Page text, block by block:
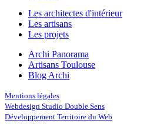
Les architectes d'intérieur
Les artisans
Les projets
Archi Panorama
Artisans Toulouse
Blog Archi
Mentions légales
Webdesign Studio Double Sens
Développement Territoire du Web